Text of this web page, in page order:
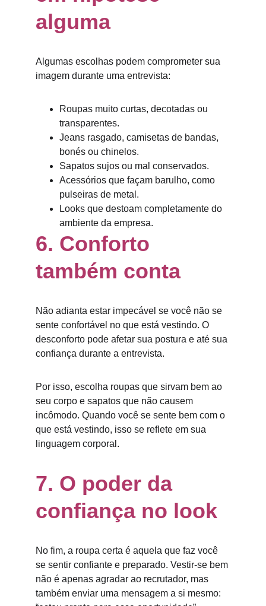
alguma
Algumas escolhas podem comprometer sua
imagem durante uma entrevista:
Roupas muito curtas, decotadas ou
transparentes.
Jeans rasgado, camisetas de bandas,
bonés ou chinelos.
Sapatos sujos ou mal conservados.
Acessórios que façam barulho, como
pulseiras de metal.
Looks que destoam completamente do
ambiente da empresa.
6. Conforto
também conta
Não adianta estar impecável se você não se
sente confortável no que está vestindo. O
desconforto pode afetar sua postura e até sua
confiança durante a entrevista.
Por isso, escolha roupas que sirvam bem ao
seu corpo e sapatos que não causem
incômodo. Quando você se sente bem com o
que está vestindo, isso se reflete em sua
linguagem corporal.
7. O poder da
confiança no look
No fim, a roupa certa é aquela que faz você
se sentir confiante e preparado. Vestir-se bem
não é apenas agradar ao recrutador, mas
também enviar uma mensagem a si mesmo: